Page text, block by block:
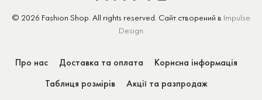
© 2026 Fashion Shop. All rights reserved. Сайт створений в
Impulse
Design
Про нас Доставка та оплата Корисна інформація
Таблиця розмірів Акції та разпродаж